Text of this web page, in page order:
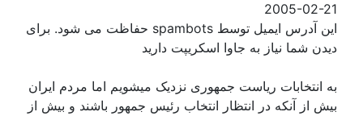
2005-02-21
این آدرس ایمیل توسط spambots حفاظت می شود. برای
دیدن شما نیاز به جاوا اسکریپت دارید
به انتخابات ریاست جمهوری نزدیک میشویم اما مردم ایران
بیش از آنکه در انتظار انتخاب رئیس جمهور باشند و بیش از